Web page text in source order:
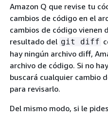
Amazon Q que revise tu
cambios de código en el
cambios de código vienen
resultado del git diff
hay ningún archivo diff,
archivo de código. Si no
buscará cualquier cambio
para revisarlo.
Del mismo modo, si le